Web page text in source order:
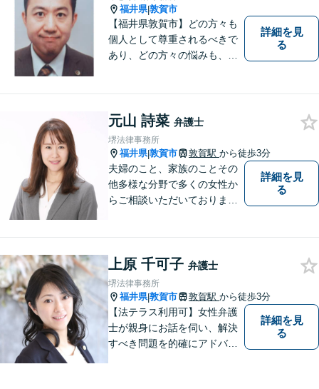
福井県|敦賀市
【福井県敦賀市】どの方々も
個人として尊重されるべきで
あり、どの方々の悩みも、そ
識の壁も越えて、解決が図ら
れる必要があります。
詳細を見
る
元山 詩菜 弁護士
堺法律事務所
福井県|敦賀市 敦賀駅 から徒歩3分
夫婦のこと、家族のことその
他多様な分野で多くの女性か
らご相談いただいておりま
により3回まで無料相談対応可
能です。利用条件はお問い合
わせ下さい。
詳細を見
る
上原 千可子 弁護士
堺法律事務所
福井県|敦賀市 敦賀駅 から徒歩3分
【法テラス利用可】女性弁護
士が親身にお話を伺い、解決
すべき問題を的確にアドバイ
詳細を見
る